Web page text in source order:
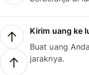
Kirim uang ke
Buat uang
jaraknya.